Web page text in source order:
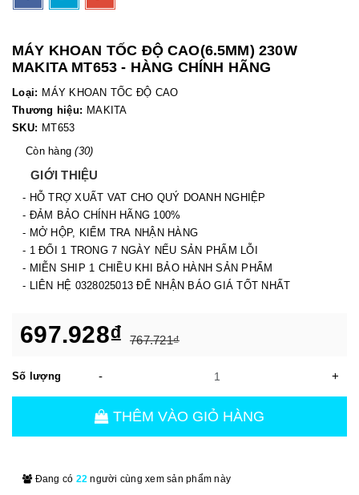
MÁY KHOAN TỐC ĐỘ CAO(6.5MM) 230W
MAKITA MT653 - HÀNG CHÍNH HÃNG
Loại: MÁY KHOAN TỐC ĐỘ CAO
Thương hiệu: MAKITA
SKU: MT653
Còn hàng(30)
GIỚI THIỆU
- HỖ TRỢ XUẤT VAT CHO QUÝ DOANH NGHIỆP
- ĐẢM BẢO CHÍNH HÃNG 100%
- MỞ HỘP, KIỂM TRA NHẬN HÀNG
- 1 ĐỔI 1 TRONG 7 NGÀY NẾU SẢN PHẨM LỖI
- MIỄN SHIP 1 CHIỀU KHI BẢO HÀNH SẢN PHẨM
- LIÊN HỆ 0328025013 ĐỂ NHẬN BÁO GIÁ TỐT NHẤT
697.928₫ 767.721₫
Số lượng - +
THÊM VÀO GIỎ HÀNG
Đang có 22 người cùng xem sản phẩm này